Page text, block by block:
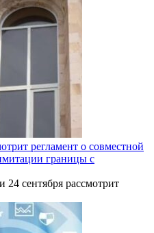
регламент о совместной
границы с
сентября рассмотрит